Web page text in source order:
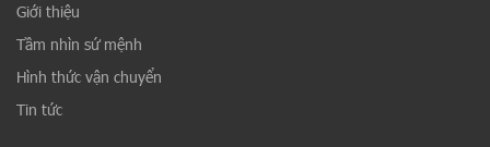
Giới thiệu
Tầm nhìn sứ mệnh
Hình thức vận chuyển
Tin tức